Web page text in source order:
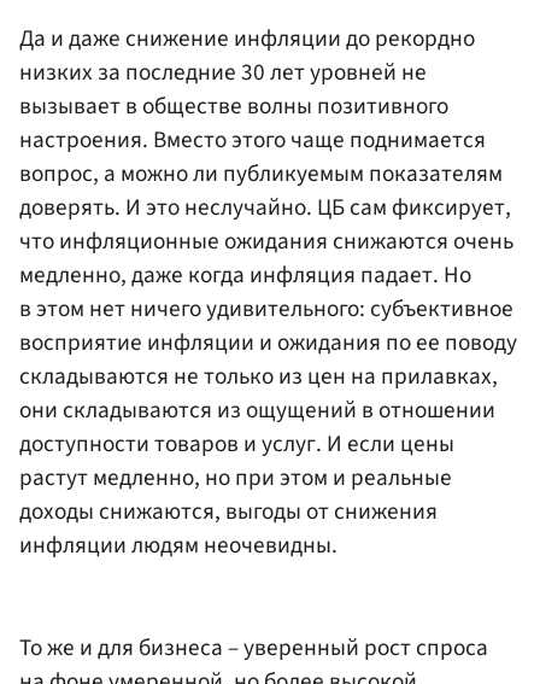
Да и даже снижение инфляции до рекордно
низких за последние 30 лет уровней не
вызывает в обществе волны позитивного
настроения. Вместо этого чаще поднимается
вопрос, а можно ли публикуемым показателям
доверять. И это неслучайно. ЦБ сам фиксирует,
что инфляционные ожидания снижаются очень
медленно, даже когда инфляция падает. Но
в этом нет ничего удивительного: субъективное
восприятие инфляции и ожидания по ее поводу
складываются не только из цен на прилавках,
они складываются из ощущений в отношении
доступности товаров и услуг. И если цены
растут медленно, но при этом и реальные
доходы снижаются, выгоды от снижения
инфляции людям неочевидны.
То же и для бизнеса – уверенный рост спроса